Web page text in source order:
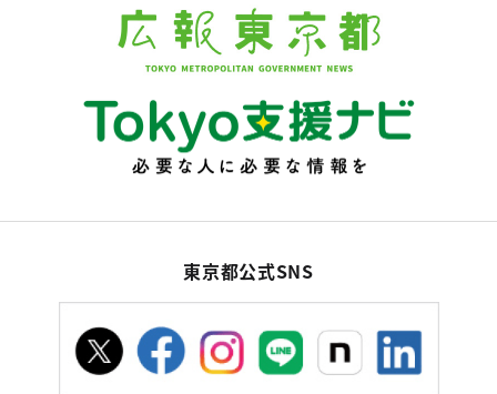
東京都公式SNS